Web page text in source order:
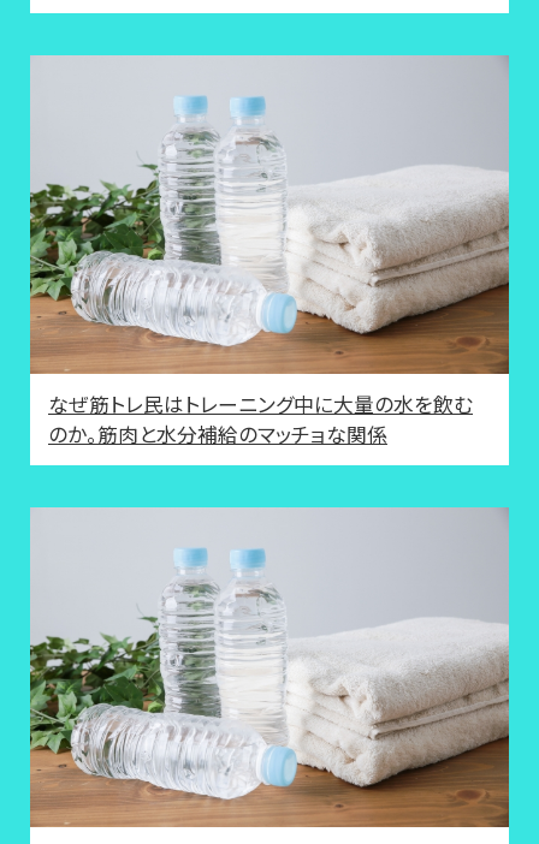
なぜ筋トレ民はトレーニング中に大量の水を飲む
のか。筋肉と水分補給のマッチョな関係